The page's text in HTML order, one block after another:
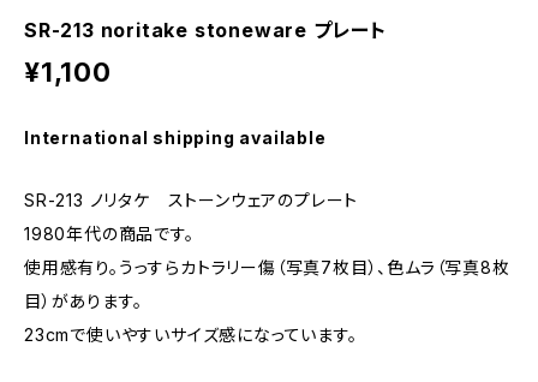
SR-213 noritake stoneware プレート
¥1,100
International shipping available
SR-213 ノリタケ ストーンウェアのプレート
1980年代の商品です。
使用感有り。うっすらカトラリー傷（写真7枚目）、色ムラ（写真8枚
目）があります。
23cmで使いやすいサイズ感になっています。